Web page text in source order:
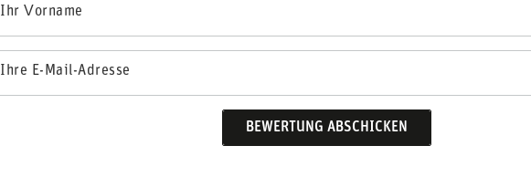
Ihr Vorname
Ihre E-Mail-Adresse
BEWERTUNG ABSCHICKEN